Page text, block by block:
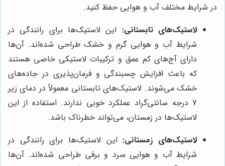
در شرایط مختلف آب و هوایی حفظ کنید.
لاستیک‌های تابستانی: این لاستیک‌ها برای رانندگی در
شرایط آب و هوایی گرم و خشک طراحی شده‌اند. آن‌ها
دارای آج‌های کم عمق و ترکیبات لاستیکی خاصی هستند
که باعث افزایش چسبندگی و فرمان‌پذیری در جاده‌های
خشک می‌شوند. لاستیک‌های تابستانی معمولاً در دمای زیر
7 درجه سانتی‌گراد عملکرد خوبی ندارند. استفاده از این
لاستیک‌ها در زمستان، می‌تواند خطرناک باشد.
لاستیک‌های زمستانی: این لاستیک‌ها برای رانندگی در
شرایط آب و هوایی سرد و برفی طراحی شده‌اند. آن‌ها